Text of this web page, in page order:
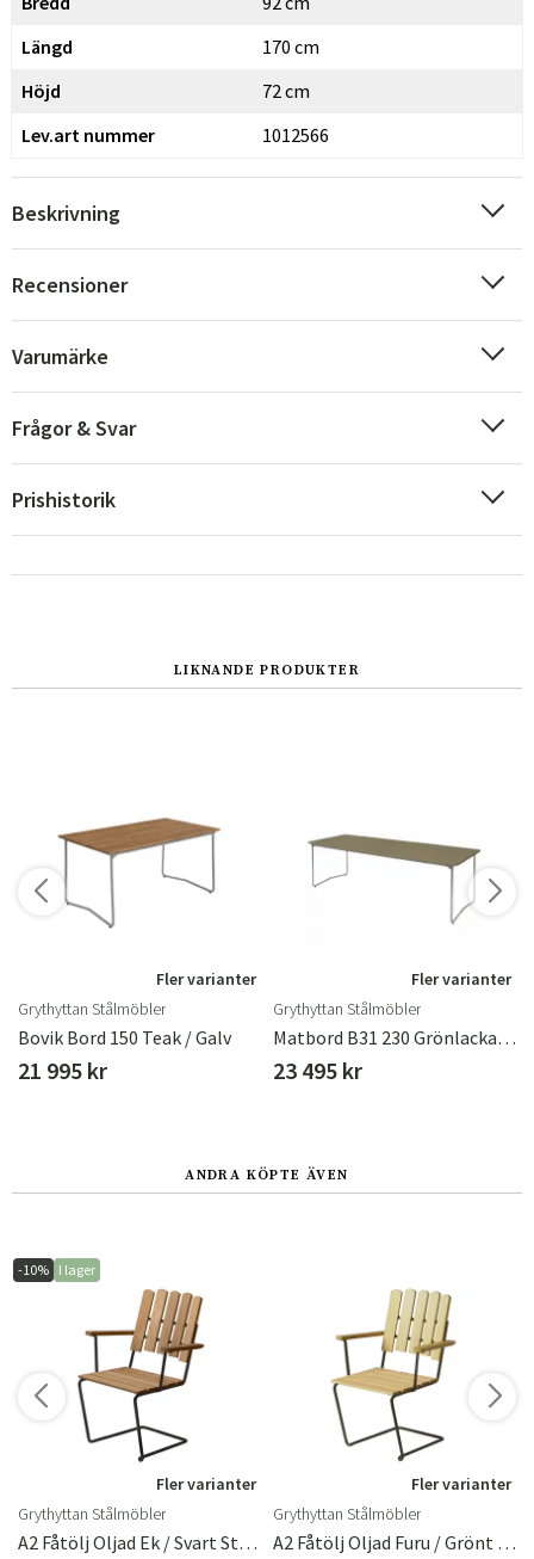
Sverige
Norge
Längd
170 cm
Höjd
72 cm
Lev.art nummer
1012566
Beskrivning
Recensioner
Varumärke
Frågor & Svar
Prishistorik
LIKNANDE PRODUKTER
Fler varianter
Grythyttan Stålmöbler
Bovik Bord 150 Teak / Galv
21 995 kr
Fler varianter
Grythyttan Stålmöbler
Matbord B31 230 Grönlackad Ek / Varmförzinkat Stativ
23 495 kr
ANDRA KÖPTE ÄVEN
-10% I lager
Fler varianter
Grythyttan Stålmöbler
A2 Fåtölj Oljad Ek / Svart Stativ
Fler varianter
Grythyttan Stålmöbler
A2 Fåtölj Oljad Furu / Grönt Stativ